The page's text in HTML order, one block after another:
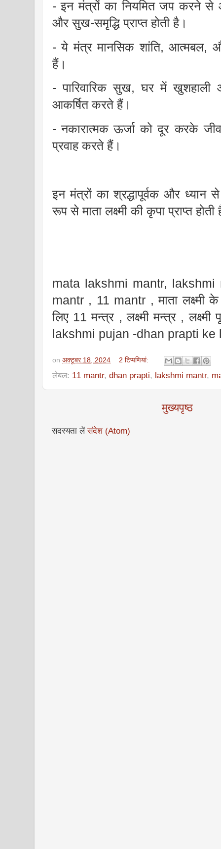
- इन मंत्रों का नियमित जप करने से
और सुख-समृद्धि प्राप्त होती है।
- ये मंत्र मानसिक शांति, आत्मबल,
हैं।
- पारिवारिक सुख, घर में
आकर्षित करते हैं।
- नकारात्मक ऊर्जा को दूर करके
प्रवाह करते हैं।
इन मंत्रों का श्रद्धापूर्वक और ध्यान
रूप से माता लक्ष्मी की कृपा प्राप्त होती
mata lakshmi mantr,
mantr , 11 mantr ,माता लक्ष्मी
लिए 11 मन्त्र , लक्ष्मी मन्त्र ,
lakshmi pujan -dhan prapti
on अक्टूबर 18, 2024 2 टिप्‍पणियां:
लेबल: 11 mantr, dhan prapti, lakshmi mantr,
मुख्यपृष्ठ
सदस्यता लेंसंदेश (Atom)